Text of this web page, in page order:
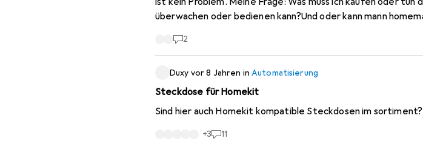
überwachen oder bedienen kann?Und oder kann mann homematic komponenten irgendwie an homematic ip anbinden?
2
Duxy vor 8 Jahren in Automatisierung
Steckdose für Homekit
Sind hier auch Homekit kompatible Steckdosen im sortiment?
+3 11